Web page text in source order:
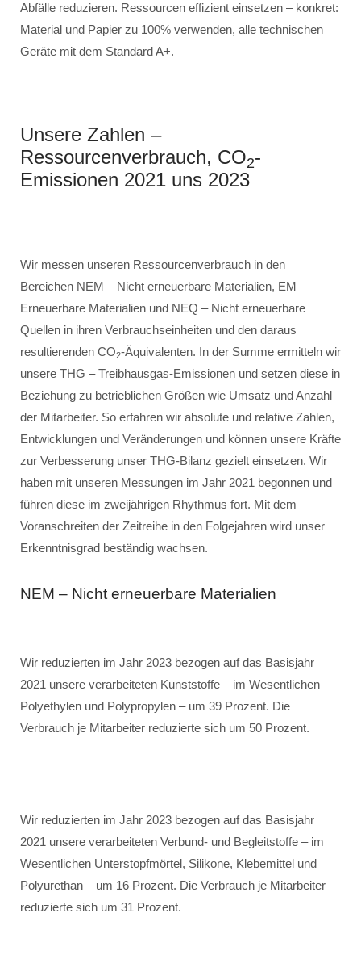
Abfälle reduzieren. Ressourcen effizient einsetzen – konkret:
Material und Papier zu 100% verwenden, alle technischen
Geräte mit dem Standard A+.
Unsere Zahlen –
Ressourcenverbrauch, CO2-
Emissionen 2021 uns 2023
Wir messen unseren Ressourcenverbrauch in den
Bereichen NEM – Nicht erneuerbare Materialien, EM –
Erneuerbare Materialien und NEQ – Nicht erneuerbare
Quellen in ihren Verbrauchseinheiten und den daraus
resultierenden CO2-Äquivalenten. In der Summe ermitteln wir
unsere THG – Treibhausgas-Emissionen und setzen diese in
Beziehung zu betrieblichen Größen wie Umsatz und Anzahl
der Mitarbeiter. So erfahren wir absolute und relative Zahlen,
Entwicklungen und Veränderungen und können unsere Kräfte
zur Verbesserung unser THG-Bilanz gezielt einsetzen. Wir
haben mit unseren Messungen im Jahr 2021 begonnen und
führen diese im zweijährigen Rhythmus fort. Mit dem
Voranschreiten der Zeitreihe in den Folgejahren wird unser
Erkenntnisgrad beständig wachsen.
NEM – Nicht erneuerbare Materialien
Wir reduzierten im Jahr 2023 bezogen auf das Basisjahr
2021 unsere verarbeiteten Kunststoffe – im Wesentlichen
Polyethylen und Polypropylen – um 39 Prozent. Die
Verbrauch je Mitarbeiter reduzierte sich um 50 Prozent.
Wir reduzierten im Jahr 2023 bezogen auf das Basisjahr
2021 unsere verarbeiteten Verbund- und Begleitstoffe – im
Wesentlichen Unterstopfmörtel, Silikone, Klebemittel und
Polyurethan – um 16 Prozent. Die Verbrauch je Mitarbeiter
reduzierte sich um 31 Prozent.